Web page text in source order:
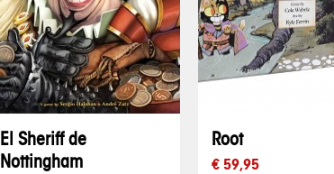
El Sheriff de
Nottingham
Root
€ 59,95